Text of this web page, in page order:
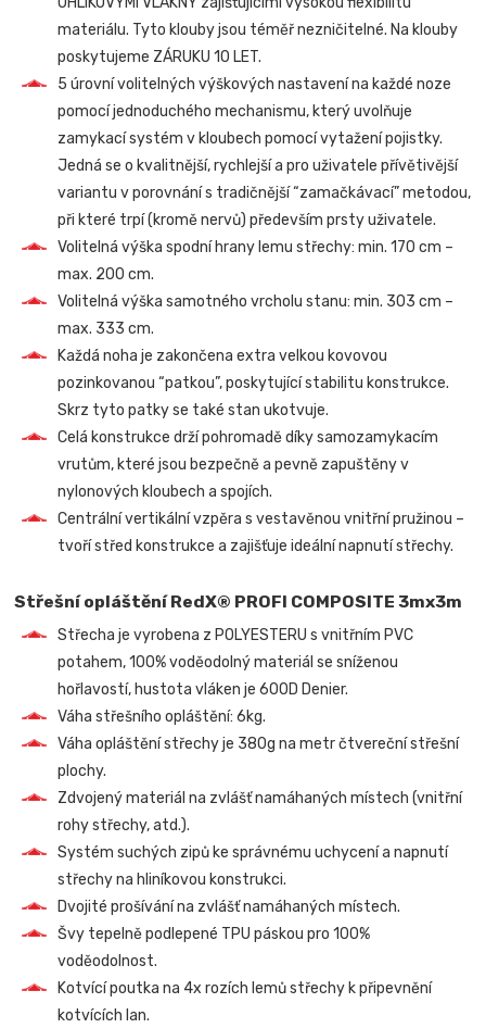
materiálu. Tyto klouby jsou téměř nezničitelné. Na klouby
poskytujeme ZÁRUKU 10 LET.
5 úrovní volitelných výškových nastavení na každé noze
pomocí jednoduchého mechanismu, který uvolňuje
zamykací systém v kloubech pomocí vytažení pojistky.
Jedná se o kvalitnější, rychlejší a pro uživatele přívětivější
variantu v porovnání s tradičnější “zamačkávací” metodou,
při které trpí (kromě nervů) především prsty uživatele.
Volitelná výška spodní hrany lemu střechy: min. 170 cm –
max. 200 cm.
Volitelná výška samotného vrcholu stanu: min. 303 cm –
max. 333 cm.
Každá noha je zakončena extra velkou kovovou
pozinkovanou “patkou”, poskytující stabilitu konstrukce.
Skrz tyto patky se také stan ukotvuje.
Celá konstrukce drží pohromadě díky samozamykacím
vrutům, které jsou bezpečně a pevně zapuštěny v
nylonových kloubech a spojích.
Centrální vertikální vzpěra s vestavěnou vnitřní pružinou –
tvoří střed konstrukce a zajišťuje ideální napnutí střechy.
Střešní opláštění RedX® PROFI COMPOSITE 3mx3m
Střecha je vyrobena z POLYESTERU s vnitřním PVC
potahem, 100% voděodolný materiál se sníženou
hořlavostí, hustota vláken je 600D Denier.
Váha střešního opláštění: 6kg.
Váha opláštění střechy je 380g na metr čtvereční střešní
plochy.
Zdvojený materiál na zvlášť namáhaných místech (vnitřní
rohy střechy, atd.).
Systém suchých zipů ke správnému uchycení a napnutí
střechy na hliníkovou konstrukci.
Dvojité prošívání na zvlášť namáhaných místech.
Švy tepelně podlepené TPU páskou pro 100%
voděodolnost.
Kotvící poutka na 4x rozích lemů střechy k připevnění
kotvících lan.